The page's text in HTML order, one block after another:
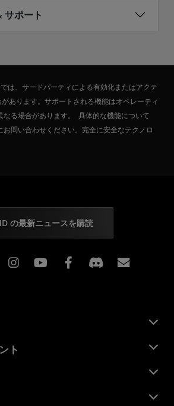
サポート
は、サードパーティによる有効化またはアクテ
あります。サポートされる機能はオペレーティ
なる場合があります。 具体的な機能について
お問い合わせください。完全に安全なテクノロ
の最新ニュースを購読
Instagram Facebook
ト
ラル